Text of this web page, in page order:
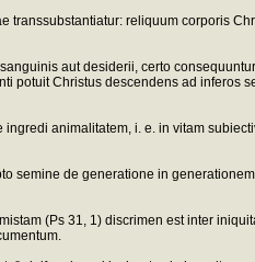
transsubstantiatur: reliquum corporis
aut desiderii, certo
potuit Christus descendens ad inferos
animalitatem, i. e. in vitam
semine de generatione in
(Ps 31, 1) discrimen est inter